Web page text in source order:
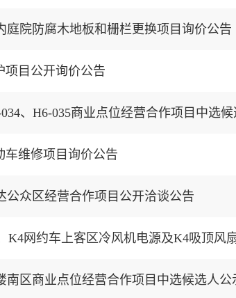
庭院防腐木地板和栅栏更换项目询价公告
项目公开询价公告
、H6-035商业点位经营合作项目中选
车维修项目询价公告
公众区经营合作项目公开洽谈公告
南区商业点位经营合作项目中选候选人公